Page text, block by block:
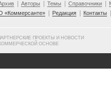
Авторы Темы Справочники
«Коммерсанте»
Редакция Контакты
ПРОЕКТЫ И НОВОСТИ
ОСНОВЕ